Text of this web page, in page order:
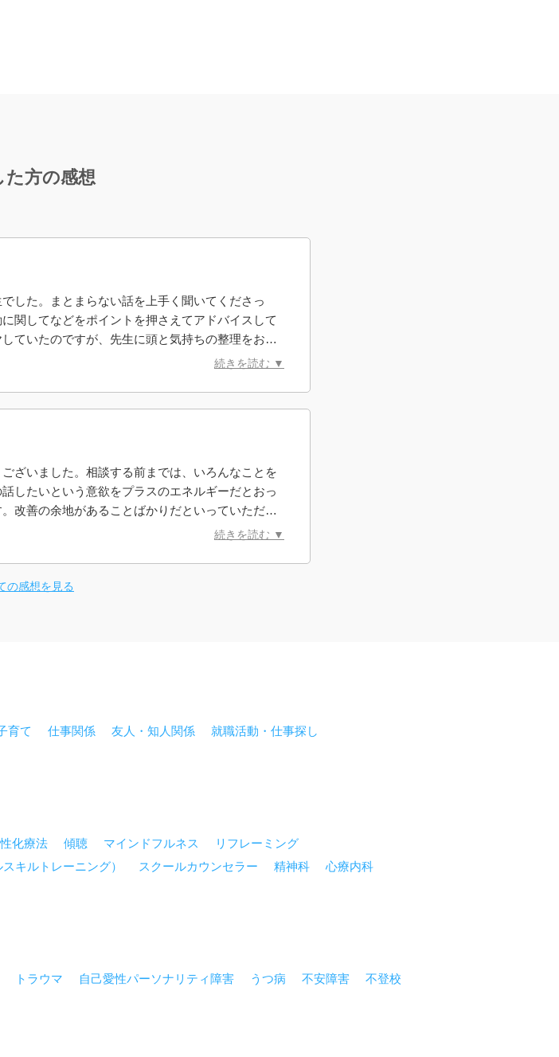
た方の感想
した。まとまらない話を上手く聞いてくださっ
関してなどをポイントを押さえてアドバイスして
ていたのですが、先生に頭と気持ちの整理をお手
継続してカウンセリングをお願いしようと決めま
続きを読む ▼
ざいました。相談する前までは、いろんなことを
したいという意欲をプラスのエネルギーだとおっ
改善の余地があることばかりだといっていただけ
話すということが苦手で、全ての話が長くなって
うれしかったです。こういった相談をすることが
けて良かったです。今回は仕事の話しかできなか
続きを読む ▼
の感想を見る
育て 仕事関係 友人・知人関係
就職活動・仕事探し
化療法 傾聴 マインドフルネス
リフレーミング
キルトレーニング） スクールカウンセラー 精神科
心療内科
トラウマ 自己愛性パーソナリティ障害 うつ病 不安障害
不登校